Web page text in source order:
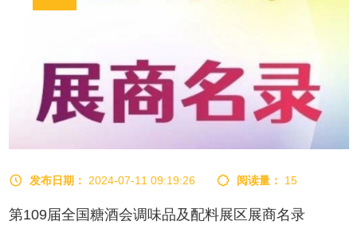
发布日期： 2024-07-11 09:19:26 阅读量： 15
第109届全国糖酒会调味品及配料展区展商名录